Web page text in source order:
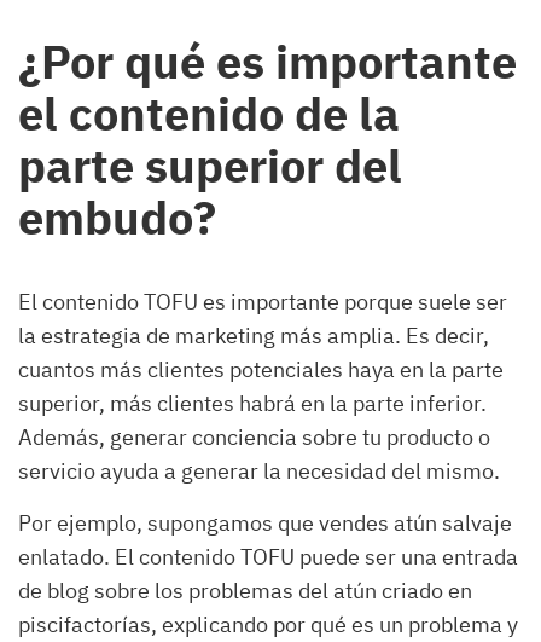
¿Por qué es importante
el contenido de la
parte superior del
embudo?
El contenido TOFU es importante porque suele ser
la estrategia de marketing más amplia. Es decir,
cuantos más clientes potenciales haya en la parte
superior, más clientes habrá en la parte inferior.
Además, generar conciencia sobre tu producto o
servicio ayuda a generar la necesidad del mismo.
Por ejemplo, supongamos que vendes atún salvaje
enlatado. El contenido TOFU puede ser una entrada
de blog sobre los problemas del atún criado en
piscifactorías, explicando por qué es un problema y